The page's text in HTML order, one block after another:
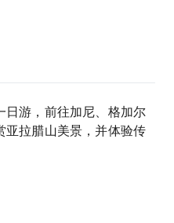
日游，前往加尼、格加尔
亚拉腊山美景，并体验传